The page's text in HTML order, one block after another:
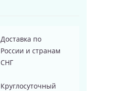
Доставка по
России и странам
СНГ
Круглосуточный